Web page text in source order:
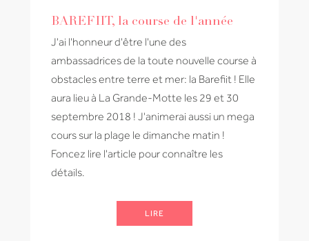
BAREFIIT, la course de l'année
J'ai l'honneur d'être l'une des
ambassadrices de la toute nouvelle course à
obstacles entre terre et mer: la Barefiit ! Elle
aura lieu à La Grande-Motte les 29 et 30
septembre 2018 ! J'animerai aussi un mega
cours sur la plage le dimanche matin !
Foncez lire l'article pour connaître les
détails.
LIRE